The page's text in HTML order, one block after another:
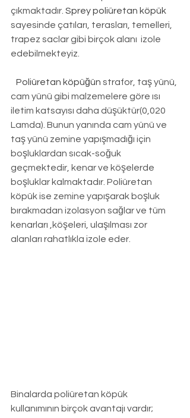
çıkmaktadır. Sprey poliüretan köpük
sayesinde çatıları, terasları, temelleri,
trapez saclar gibi birçok alanı  izole
edebilmekteyiz.
Poliüretan köpüğün strafor, taş yünü,
cam yünü gibi malzemelere göre ısı
iletim katsayısı daha düşüktür(0,020
Lamda). Bunun yanında cam yünü ve
taş yünü zemine yapışmadığı için
boşluklardan sıcak-soğuk
geçmektedir, kenar ve köşelerde
boşluklar kalmaktadır. Poliüretan
köpük ise zemine yapışarak boşluk
bırakmadan izolasyon sağlar ve tüm
kenarları ,köşeleri, ulaşılması zor
alanları rahatlıkla izole eder.
Binalarda poliüretan köpük
kullanımının birçok avantajı vardır;